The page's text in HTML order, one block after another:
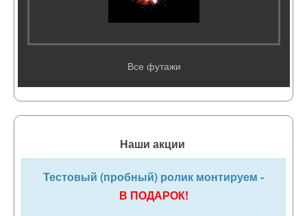
Все футажи
Наши акции
Тестовый (пробный) ролик монтируем -
В ПОДАРОК!